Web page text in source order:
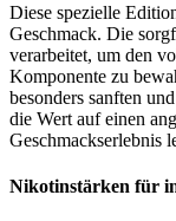
Diese spezielle
Geschmack. Die
verarbeitet, um den
Komponente zu
besonders sanften
die Wert auf einen
Geschmackserlebnis
Nikotinstärken für